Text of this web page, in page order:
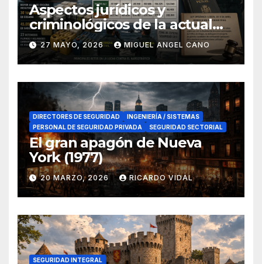
Aspectos jurídicos y
criminológicos de la actual
lucha contra el narcotráfico
en el sur de España
27 MAYO, 2026 MIGUEL ANGEL CANO
DIRECTORES DE SEGURIDAD
INGENIERÍA / SISTEMAS
PERSONAL DE SEGURIDAD PRIVADA
SEGURIDAD SECTORIAL
El gran apagón de Nueva
York (1977)
20 MARZO, 2026 RICARDO VIDAL
SEGURIDAD INTEGRAL